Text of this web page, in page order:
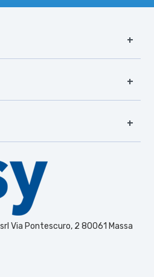
Via Pontescuro, 2 80061 Massa